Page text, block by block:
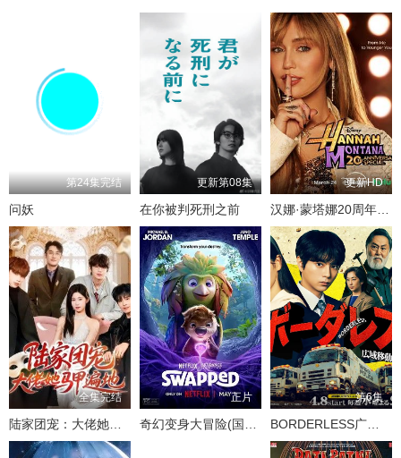
第24集完结
问妖
更新第08集
在你被判死刑之前
更新HD
汉娜·蒙塔娜20周年特别集
全集完结
陆家团宠：大佬她马甲遍地
正片
奇幻变身大冒险(国语版)
第6集
BORDERLESS广域移动搜查队